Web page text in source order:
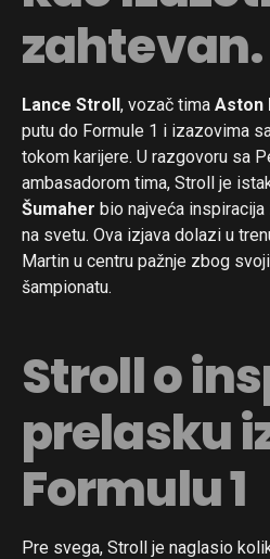
zahtevan.
Lance Stroll, vozač tima Aston
putu do Formule 1 i izazovima
tokom karijere. U razgovoru sa
ambasadorom tima, Stroll je
Šumaher bio najveća
na svetu. Ova izjava dolazi u
Martin u centru pažnje zbog
šampionatu.
Stroll o
prelasku
Formulu 1
Pre svega, Stroll je naglasio